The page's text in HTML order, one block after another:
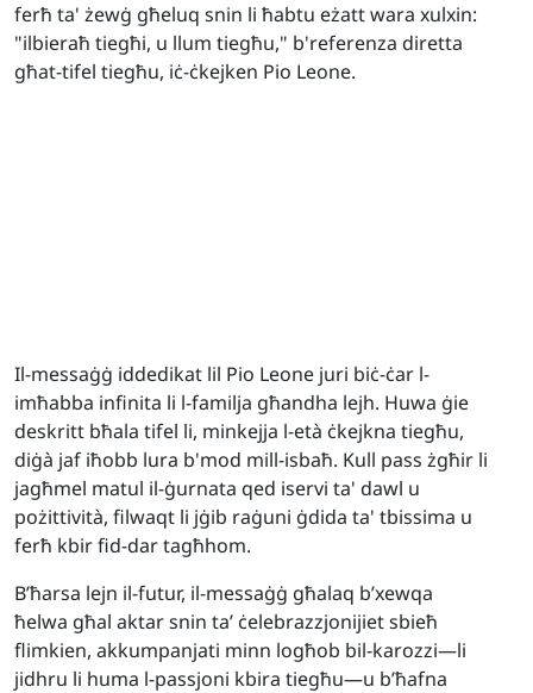
ferħ ta' żewġ għeluq snin li ħabtu eżatt wara xulxin:
"ilbieraħ tiegħi, u llum tiegħu," b'referenza diretta
għat-tifel tiegħu, iċ-ċkejken Pio Leone.
Il-messaġġ iddedikat lil Pio Leone juri biċ-ċar l-
imħabba infinita li l-familja għandha lejh. Huwa ġie
deskritt bħala tifel li, minkejja l-età ċkejkna tiegħu,
diġà jaf iħobb lura b'mod mill-isbaħ. Kull pass żgħir li
jagħmel matul il-ġurnata qed iservi ta' dawl u
pożittività, filwaqt li jġib raġuni ġdida ta' tbissima u
ferħ kbir fid-dar tagħhom.
B’ħarsa lejn il-futur, il-messaġġ għalaq b’xewqa
ħelwa għal aktar snin ta’ ċelebrazzjonijiet sbieħ
flimkien, akkumpanjati minn logħob bil-karozzi—li
jidhru li huma l-passjoni kbira tiegħu—u b’ħafna